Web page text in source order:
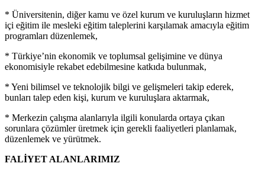
* Üniversitenin, diğer kamu ve özel kurum ve kuruluşların hizmet
içi eğitim ile mesleki eğitim taleplerini karşılamak amacıyla eğitim
programları düzenlemek,
* Türkiye’nin ekonomik ve toplumsal gelişimine ve dünya
ekonomisiyle rekabet edebilmesine katkıda bulunmak,
* Yeni bilimsel ve teknolojik bilgi ve gelişmeleri takip ederek,
bunları talep eden kişi, kurum ve kuruluşlara aktarmak,
* Merkezin çalışma alanlarıyla ilgili konularda ortaya çıkan
sorunlara çözümler üretmek için gerekli faaliyetleri planlamak,
düzenlemek ve yürütmek.
FALİYET ALANLARIMIZ